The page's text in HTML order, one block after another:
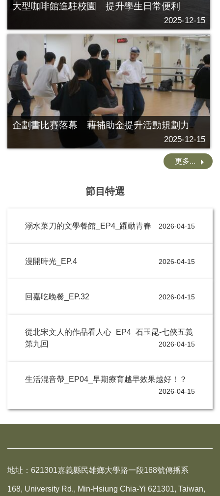
大型咖啡館進駐校園 提升學生日常便利
2025-12-15
企劃書比賽落幕 藉補助金提升活動規劃力
2025-12-15
更多...
節目特選
溺水菜刀的文學餐館_EP4_躍動青春 2026-04-15
漫開時光_EP.4 2026-04-15
回嘉吃晚餐_EP.32 2026-04-15
從北宋文人的作品看人心_EP4_石玉昆-七俠五義
第九回
2026-04-15
生活混音帶_EP04_早期療育越早效果越好！？
2026-04-15
地址：621301嘉義縣民雄鄉大學路一段168號傳播系
168, University Rd., Min-Hsiung Chia-Yi 621301, Taiwan,